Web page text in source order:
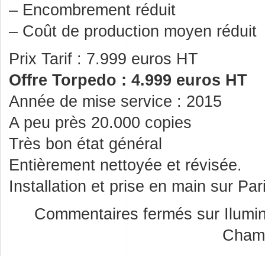
– Encombrement réduit
– Coût de production moyen réduit
Prix Tarif : 7.999 euros HT
Offre Torpedo : 4.999 euros HT
Année de mise service : 2015
A peu près 20.000 copies
Très bon état général
Entièrement nettoyée et révisée.
Installation et prise en main sur
Commentaires fermés sur